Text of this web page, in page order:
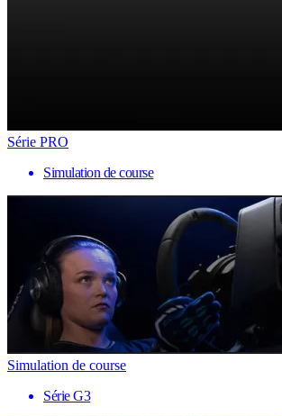
Série PRO
Simulation de course
Simulation de course
Série G3